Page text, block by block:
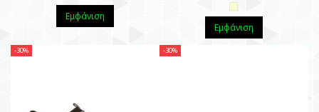
Εμφάνιση
Εμφάνιση
-30% -30%